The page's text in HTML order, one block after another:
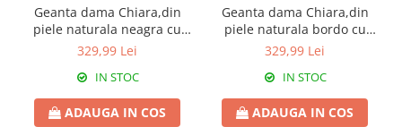
Geanta dama Chiara,din
piele naturala neagra cu
accesorii argintii 8215
329,99 Lei
IN STOC
ADAUGA IN COS
Geanta dama Chiara,din
piele naturala bordo cu
accesorii argintii 8215
329,99 Lei
IN STOC
ADAUGA IN COS